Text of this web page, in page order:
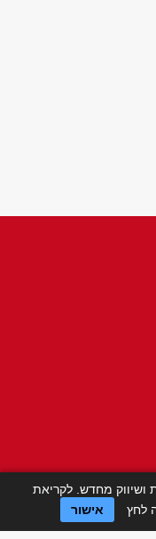
ושיווק מחדש. לקריאת
לחץ אישור